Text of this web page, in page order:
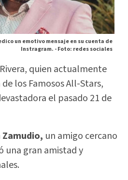
un emotivo mensaje en su cuenta de
Instragram. -Foto: redes sociales
quien actualmente
los Famosos All-Stars,
el pasado 21 de
Zamudio, un amigo cercano
una gran amistad y